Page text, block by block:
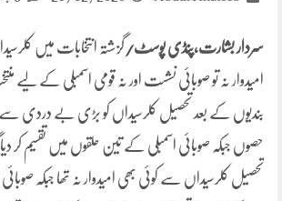
سردار بشارت،پنڈی پوسٹ/ گزشتہ انتخابات میں
امیدوار نہ تو صوبائی نشست اور نہ قومی اسمبلی کے لیے
بندیوں کے بعد تحصیل کلرسیداں کو بڑی بے دردی سے
حصوں جبکہ صوبائی اسمبلی کے تین حلقوں میں تقسیم کر دیا
تحصیل کلرسیداں سے کوئی بھی امیدوار نہ تھا جبکہ